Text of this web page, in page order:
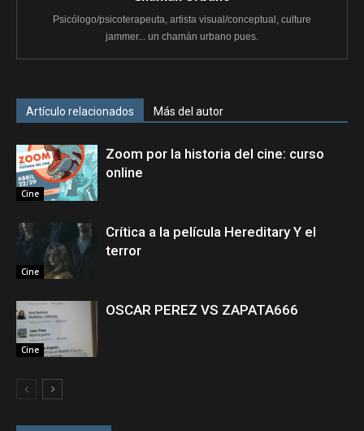
Psicólogo/psicoterapeuta, artista visual/conceptual, culture
jammer... un chamán urbano pues.
Artículo relacionados Más del autor
Cine
Zoom por la historia del cine: curso
online
Cine
Crítica a la película Hereditary Y el
terror
Cine
OSCAR PEREZ VS ZAPATA666